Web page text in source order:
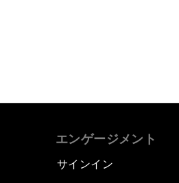
エンゲージメント
サインイン